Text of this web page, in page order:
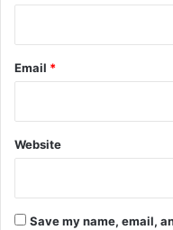
Email *
Website
Save my name, email,